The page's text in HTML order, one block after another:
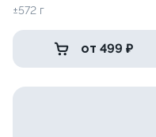
±572 г
от 499 ₽